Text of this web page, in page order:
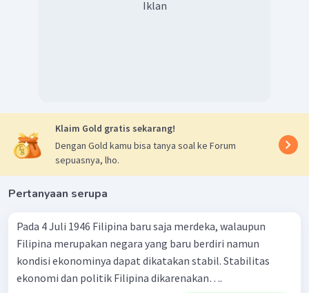
Iklan
Klaim Gold gratis sekarang!
Dengan Gold kamu bisa tanya soal ke Forum
sepuasnya, lho.
Pertanyaan serupa
Pada 4 Juli 1946 Filipina baru saja merdeka, walaupun
Filipina merupakan negara yang baru berdiri namun
kondisi ekonominya dapat dikatakan stabil. Stabilitas
ekonomi dan politik Filipina dikarenakan….